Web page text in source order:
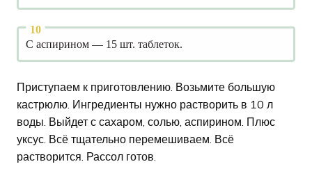
С аспирином — 15 шт. таблеток.
Приступаем к приготовлению. Возьмите большую
кастрюлю. Ингредиенты нужно растворить в 10 л
воды. Выйдет с сахаром, солью, аспирином. Плюс
уксус. Всё тщательно перемешиваем. Всё
растворится. Рассол готов.